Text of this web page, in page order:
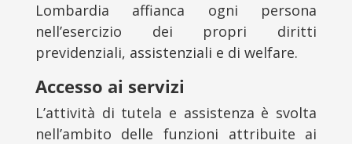
Lombardia affianca ogni persona
nell’esercizio dei propri diritti
previdenziali, assistenziali e di welfare.
Accesso ai servizi
L’attività di tutela e assistenza è svolta
nell’ambito delle funzioni attribuite ai